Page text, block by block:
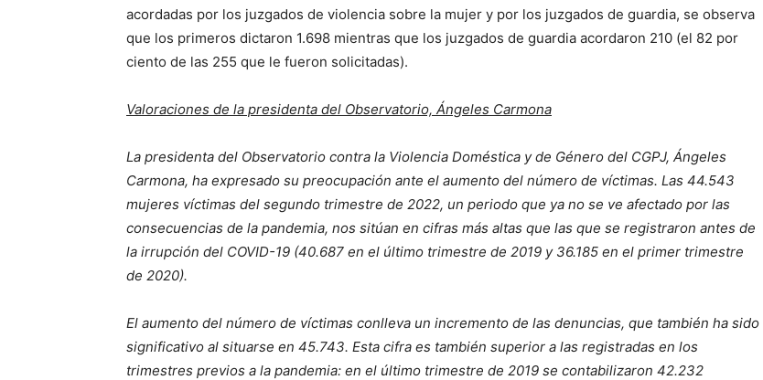
acordadas por los juzgados de violencia sobre la mujer y por los juzgados de guardia, se observa
que los primeros dictaron 1.698 mientras que los juzgados de guardia acordaron 210 (el 82 por
ciento de las 255 que le fueron solicitadas).
Valoraciones de la presidenta del Observatorio, Ángeles Carmona
La presidenta del Observatorio contra la Violencia Doméstica y de Género del CGPJ, Ángeles
Carmona, ha expresado su preocupación ante el aumento del número de víctimas. Las 44.543
mujeres víctimas del segundo trimestre de 2022, un periodo que ya no se ve afectado por las
consecuencias de la pandemia, nos sitúan en cifras más altas que las que se registraron antes de
la irrupción del COVID-19 (40.687 en el último trimestre de 2019 y 36.185 en el primer trimestre
de 2020).
El aumento del número de víctimas conlleva un incremento de las denuncias, que también ha sido
significativo al situarse en 45.743. Esta cifra es también superior a las registradas en los
trimestres previos a la pandemia: en el último trimestre de 2019 se contabilizaron 42.232